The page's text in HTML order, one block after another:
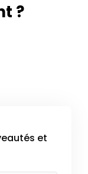
?
et